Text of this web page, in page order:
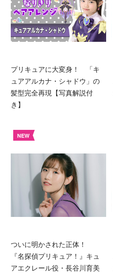
プリキュアに大変身！ 「キ
ュアアルカナ・シャドウ」の
髪型完全再現【写真解説付
き】
NEW
ついに明かされた正体！
『名探偵プリキュア！』キュ
アエクレール役・長谷川育美